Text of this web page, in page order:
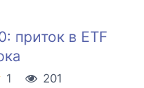
приток в ETF
1
201